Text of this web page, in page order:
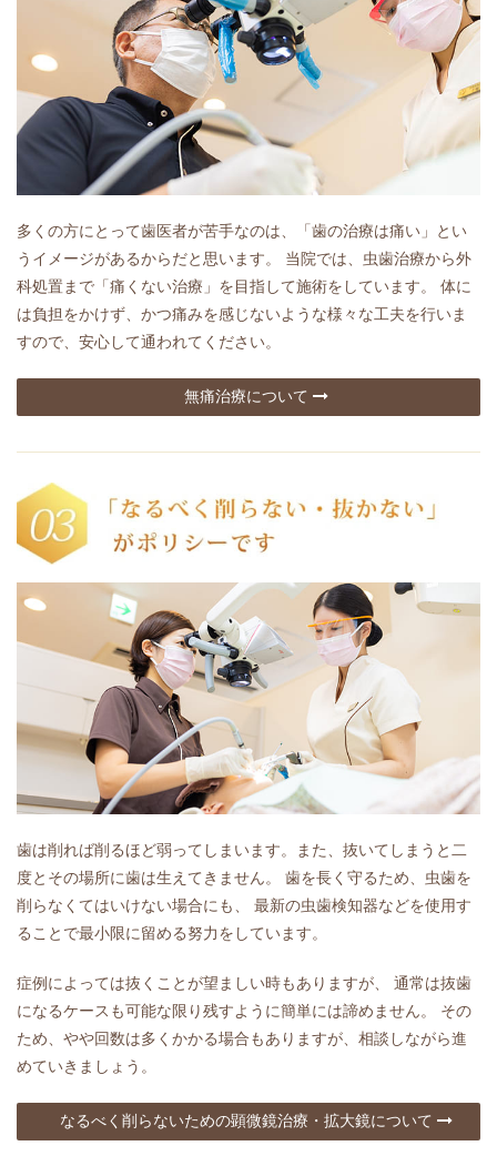
多くの方にとって歯医者が苦手なのは、「歯の治療は痛い」とい
うイメージがあるからだと思います。 当院では、虫歯治療から外
科処置まで「痛くない治療」を目指して施術をしています。 体に
は負担をかけず、かつ痛みを感じないような様々な工夫を行いま
すので、安心して通われてください。
無痛治療について
歯は削れば削るほど弱ってしまいます。また、抜いてしまうと二
度とその場所に歯は生えてきません。 歯を長く守るため、虫歯を
削らなくてはいけない場合にも、 最新の虫歯検知器などを使用す
ることで最小限に留める努力をしています。
症例によっては抜くことが望ましい時もありますが、 通常は抜歯
になるケースも可能な限り残すように簡単には諦めません。 その
ため、やや回数は多くかかる場合もありますが、相談しながら進
めていきましょう。
なるべく削らないための顕微鏡治療・拡大鏡について